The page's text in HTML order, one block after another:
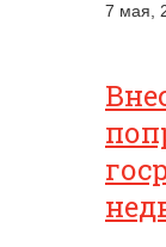
7 мая,